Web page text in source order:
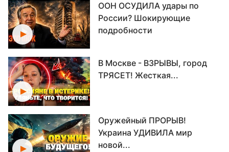
ООН ОСУДИЛА удары по
России? Шокирующие
подробности
В Москве - ВЗРЫВЫ, город
ТРЯСЕТ! Жесткая...
Оружейный ПРОРЫВ!
Украина УДИВИЛА мир
новой...